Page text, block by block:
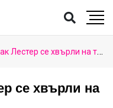
се хвърли на тризначките
се хвърли на